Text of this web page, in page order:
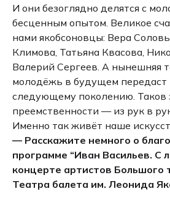
И они безоглядно делятся с
бесценным опытом. Великое
нами якобсоновцы: Вера
Климова, Татьяна Квасова,
Валерий Сергеев. А нынешняя
молодёжь в будущем
следующему поколению. Таков
преемственности — из рук в
Именно так живёт наше
— Расскажите немного о
программе “Иван Васильев. С
концерте артистов Большого
Театра балета им. Леонида